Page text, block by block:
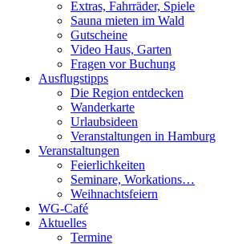
Extras, Fahrräder, Spiele
Sauna mieten im Wald
Gutscheine
Video Haus, Garten
Fragen vor Buchung
Ausflugstipps
Die Region entdecken
Wanderkarte
Urlaubsideen
Veranstaltungen in Hamburg
Veranstaltungen
Feierlichkeiten
Seminare, Workations…
Weihnachtsfeiern
WG-Café
Aktuelles
Termine